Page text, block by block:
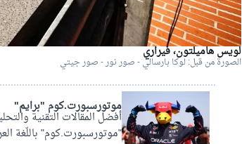
دبليو آر سي
لويس هاميلتون، فيراري
الصورة من قبل: لوكا بارسالي - صور نور - صور جيتي
موتورسبورت.كوم "برايم"
أفضل المقالات التقنية
"موتورسبورت.كوم" باللّغة